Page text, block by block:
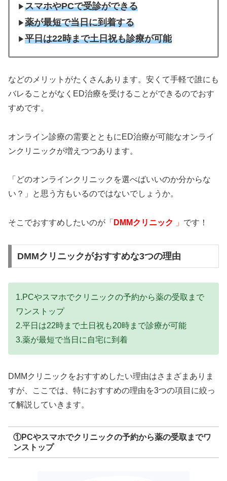
▶︎スマホやPCで受診ができる
▶︎薬が最短で当日に到着する
▶︎平日は22時まで土日祝も診療が可能
などのメリットがたくさんあります。安くて手軽で誰にも
バレることがなくED治療を受けることができるのでおす
すめです。
オンライン診療の需要とともにED治療が可能なオンライ
ンクリニックが増えつつあります。
「どのオンラインクリニックを選べばいいのか分からな
い？」と思う方もいるのではないでしょうか。
そこでおすすめしたいのが 「 DMMクリニック 」 です！
DMMクリニックがおすすめな3つの理由
1.PCやスマホでクリニックの予約から薬の受取まで
ワンストップ
2.平日は22時まで土日祝も20時まで診療が可能
3.薬が最短で当日に自宅に到着
DMMクリニックをおすすめしたい理由はさまざまありま
すが、ここでは、特におすすめの理由を3つの項目に絞っ
て解説していきます。
①PCやスマホでクリニックの予約から薬の受取までワ
ンストップ